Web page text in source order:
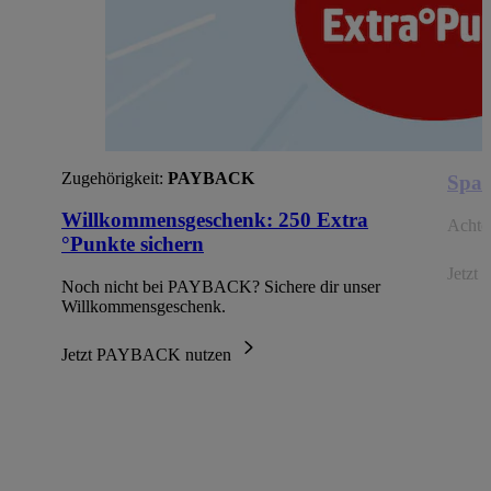
Zugehörigkeit: PAYBACK
Willkommensgeschenk: 250 Extra
°Punkte sichern
Noch nicht bei PAYBACK? Sichere dir unser
Willkommensgeschenk.
Jetzt PAYBACK nutzen
Jetzt